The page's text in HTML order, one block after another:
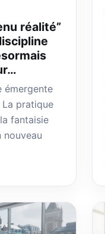
réalité”
émergente
La pratique
fantaisie
nouveau